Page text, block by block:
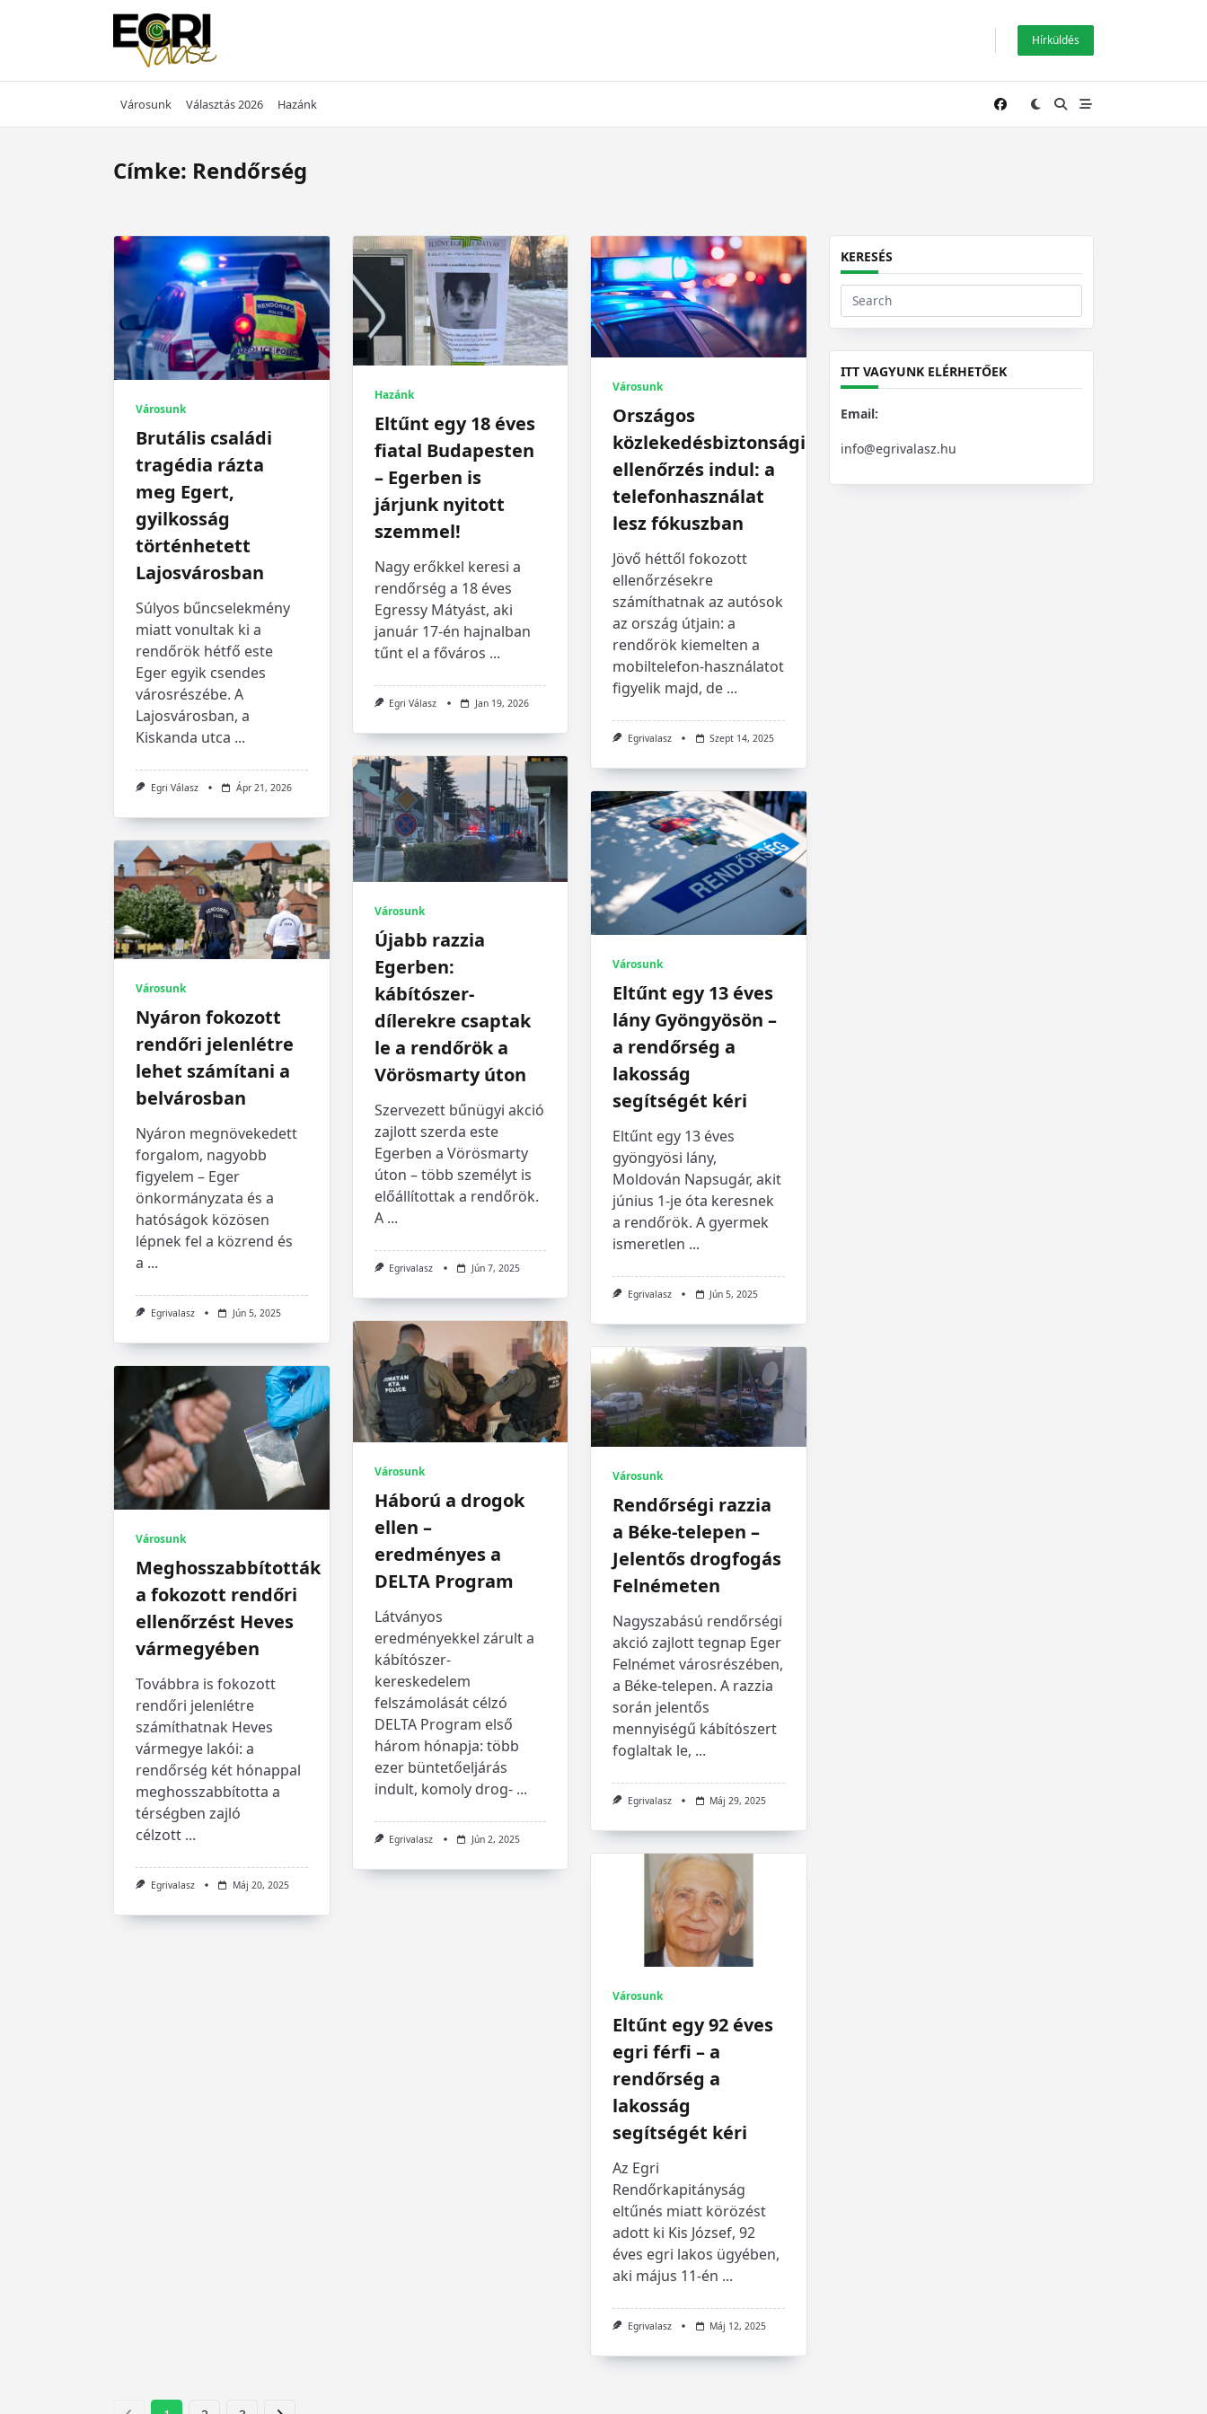
Hírküldés
Városunk Választás 2026 Hazánk
Címke: Rendőrség
Városunk
Brutális családi
tragédia rázta
meg Egert,
gyilkosság
történhetett
Lajosvárosban
Súlyos bűncselekmény
miatt vonultak ki a
rendőrök hétfő este
Eger egyik csendes
városrészébe. A
Lajosvárosban, a
Kiskanda utca ...
Egri Válasz Ápr 21, 2026
Hazánk
Eltűnt egy 18 éves
fiatal Budapesten
– Egerben is
járjunk nyitott
szemmel!
Nagy erőkkel keresi a
rendőrség a 18 éves
Egressy Mátyást, aki
január 17-én hajnalban
tűnt el a főváros ...
Egri Válasz Jan 19, 2026
Városunk
Országos
közlekedésbiztonsági
ellenőrzés indul: a
telefonhasználat
lesz fókuszban
Jövő héttől fokozott
ellenőrzésekre
számíthatnak az autósok
az ország útjain: a
rendőrök kiemelten a
mobiltelefon-használatot
figyelik majd, de ...
Egrivalasz Szept 14, 2025
Városunk
Újabb razzia
Egerben:
kábítószer-
dílerekre csaptak
le a rendőrök a
Vörösmarty úton
Szervezett bűnügyi akció
zajlott szerda este
Egerben a Vörösmarty
úton – több személyt is
előállítottak a rendőrök.
A ...
Egrivalasz Jún 7, 2025
Városunk
Eltűnt egy 13 éves
lány Gyöngyösön –
a rendőrség a
lakosság
segítségét kéri
Eltűnt egy 13 éves
gyöngyösi lány,
Moldován Napsugár, akit
június 1-je óta keresnek
a rendőrök. A gyermek
ismeretlen ...
Egrivalasz Jún 5, 2025
Városunk
Nyáron fokozott
rendőri jelenlétre
lehet számítani a
belvárosban
Nyáron megnövekedett
forgalom, nagyobb
figyelem – Eger
önkormányzata és a
hatóságok közösen
lépnek fel a közrend és
a ...
Egrivalasz Jún 5, 2025
Városunk
Háború a drogok
ellen –
eredményes a
DELTA Program
Látványos
eredményekkel zárult a
kábítószer-
kereskedelem
felszámolását célzó
DELTA Program első
három hónapja: több
ezer büntetőeljárás
indult, komoly drog- ...
Egrivalasz Jún 2, 2025
Városunk
Rendőrségi razzia
a Béke-telepen –
Jelentős drogfogás
Felnémeten
Nagyszabású rendőrségi
akció zajlott tegnap Eger
Felnémet városrészében,
a Béke-telepen. A razzia
során jelentős
mennyiségű kábítószert
foglaltak le, ...
Egrivalasz Máj 29, 2025
Városunk
Meghosszabbították
a fokozott rendőri
ellenőrzést Heves
vármegyében
Továbbra is fokozott
rendőri jelenlétre
számíthatnak Heves
vármegye lakói: a
rendőrség két hónappal
meghosszabbította a
térségben zajló
célzott ...
Egrivalasz Máj 20, 2025
Városunk
Eltűnt egy 92 éves
egri férfi – a
rendőrség a
lakosság
segítségét kéri
Az Egri
Rendőrkapitányság
eltűnés miatt körözést
adott ki Kis József, 92
éves egri lakos ügyében,
aki május 11-én ...
Egrivalasz Máj 12, 2025
KERESÉS
Search
for:
ITT VAGYUNK ELÉRHETŐEK
Email:
info@egrivalasz.hu